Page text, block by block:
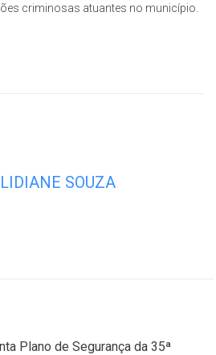
criminosas atuantes no município.
LIDIANE SOUZA
Plano de Segurança da 35ª